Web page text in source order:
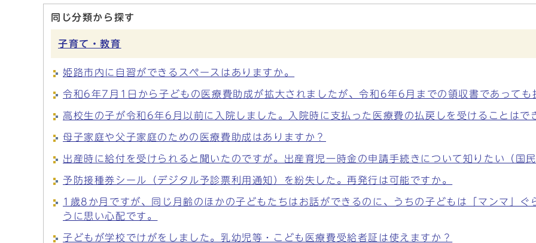
同じ分類から探す
子育て・教育
姫路市内に自習ができるスペースはありますか。
令和6年7月1日から子どもの医療費助成が拡大されましたが、令和6年6月までの領収書であっても
高校生の子が令和6年6月以前に入院しました。入院時に支払った医療費の払戻しを受けることはで
母子家庭や父子家庭のための医療費助成はありますか？
出産時に給付を受けられると聞いたのですが。出産育児一時金の申請手続きについて知りたい（国民
予防接種券シール（デジタル予診票利用通知）を紛失した。再発行は可能ですか。
1歳8か月ですが、同じ月齢のほかの子どもたちはお話ができるのに、うちの子どもは「マンマ」ぐ
うに思い心配です。
子どもが学校でけがをしました。乳幼児等・こども医療費受給者証は使えますか？